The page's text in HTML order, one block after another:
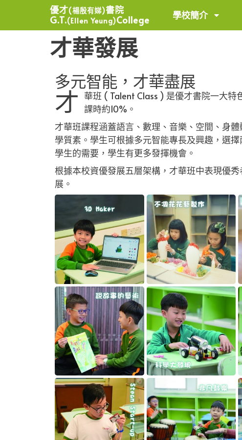
優才(楊殷有娣)書院
G.T.(Ellen Yeung)College 學校簡介
才華發展
多元智能，才華盡展
才 華班 ( Talent Class ) 是優才書院一大
課時約10%。
才華班課程涵蓋語言、數理、音樂、空間、身
學質素。學生可根據多元智能專長及興趣，選
學生的需要，學生有更多發揮機會。
根據本校資優發展五層架構，才華班中表現優
展。